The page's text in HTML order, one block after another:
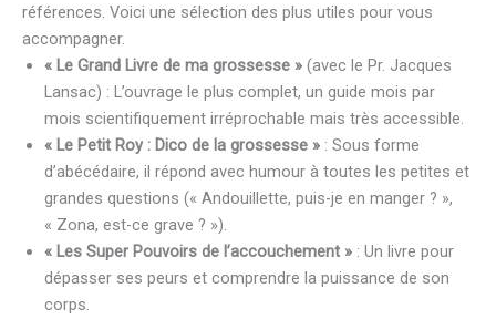
références. Voici une sélection des plus utiles pour vous
accompagner.
« Le Grand Livre de ma grossesse » (avec le Pr. Jacques
Lansac) : L’ouvrage le plus complet, un guide mois par
mois scientifiquement irréprochable mais très accessible.
« Le Petit Roy : Dico de la grossesse » : Sous forme
d’abécédaire, il répond avec humour à toutes les petites et
grandes questions (« Andouillette, puis-je en manger ? »,
« Zona, est-ce grave ? »).
« Les Super Pouvoirs de l’accouchement » : Un livre pour
dépasser ses peurs et comprendre la puissance de son
corps.